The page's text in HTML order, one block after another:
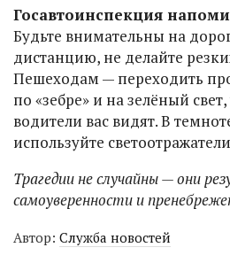
Госавтоинспекция
Будьте внимательны на
дистанцию, не делайте
Пешеходам — переходить
по «зебре» и на зелёный
водители вас видят. В
используйте
Трагедии не случайны — они
самоуверенности и
Автор: Служба новостей